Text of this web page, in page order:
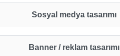
Sosyal medya tasarımı
Banner / reklam tasarımı